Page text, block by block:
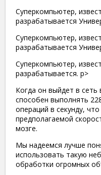
Суперкомпьютер,
разрабатывается
Суперкомпьютер,
разрабатывается
Суперкомпьютер,
разрабатывается. p>
Когда он выйдет в
способен выполнять
операций в секунду,
предполагаемой
мозге.
Мы надеемся лучше
использовать такую
обработки огромных